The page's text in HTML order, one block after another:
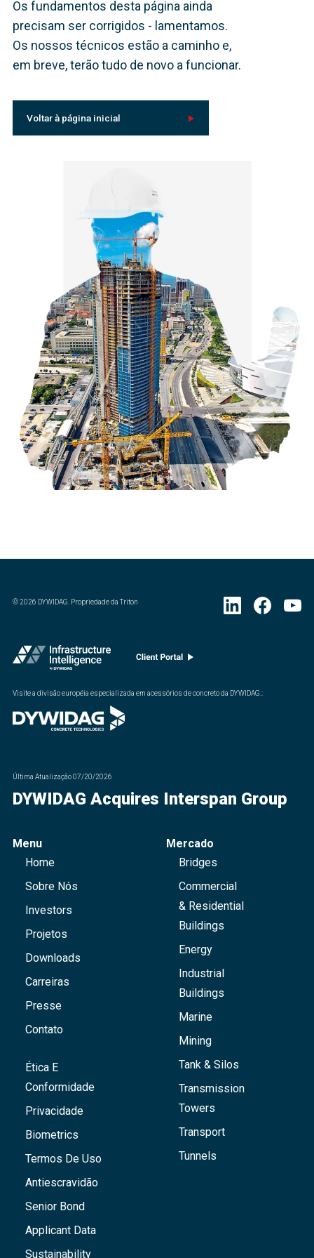
Os fundamentos desta página ainda
precisam ser corrigidos - lamentamos.
Os nossos técnicos estão a caminho e,
em breve, terão tudo de novo a funcionar.
Voltar à página inicial
©2026 DYWIDAG. Propriedade da Triton
Visite a divisão européia especializada em acessórios de concreto da DYWIDAG. :
Última Atualização07/20/2026
DYWIDAG Acquires Interspan Group
Menu
Home
Sobre Nós
Investors
Projetos
Downloads
Carreiras
Presse
Contato
Ética E
Conformidade
Privacidade
Biometrics
Termos De Uso
Antiescravidão
Senior Bond
Applicant Data
Sustainability
Mercado
Bridges
Commercial
& Residential
Buildings
Energy
Industrial
Buildings
Marine
Mining
Tank & Silos
Transmission
Towers
Transport
Tunnels